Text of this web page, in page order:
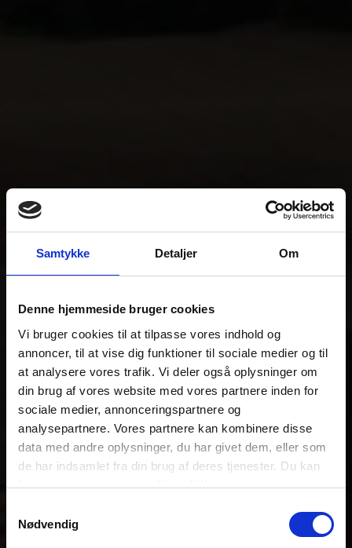
Samtykke Detaljer Om
Denne hjemmeside bruger cookies
Vi bruger cookies til at tilpasse vores indhold og
annoncer, til at vise dig funktioner til sociale medier og til
at analysere vores trafik. Vi deler også oplysninger om
din brug af vores website med vores partnere inden for
sociale medier, annonceringspartnere og
analysepartnere. Vores partnere kan kombinere disse
data med andre oplysninger, du har givet dem, eller som
de har indsamlet fra din brug af deres tjenester. Du kan
læse mere om vorescookiepolitik.
Nødvendig